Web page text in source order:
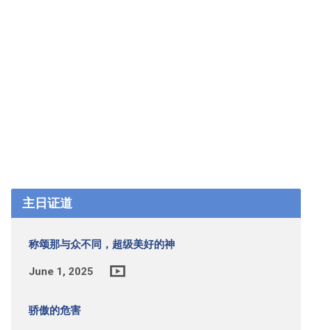
主日证道
称颂那与众不同，超级美好的神
June 1, 2025
骄傲的危害